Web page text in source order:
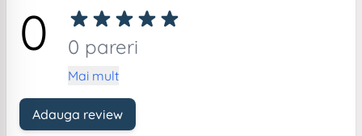
0 0 pareri
Mai mult
Adauga review